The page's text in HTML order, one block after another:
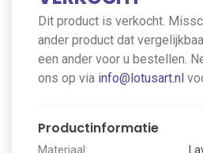
Dit product is verkocht.
ander product dat
een ander voor u bestellen.
ons op via info@lotusart.nl
Productinformatie
Materiaal: